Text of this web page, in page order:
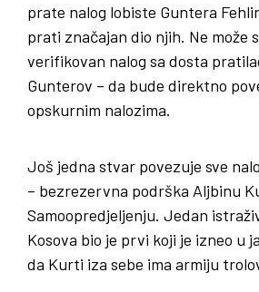
prate nalog lobiste Guntera
prati značajan dio njih. Ne može
verifikovan nalog sa dosta
Gunterov – da bude direktno
opskurnim nalozima.
Još jedna stvar povezuje sve
– bezrezervna podrška Aljbinu
Samoopredjeljenju. Jedan
Kosova bio je prvi koji je izneo u
da Kurti iza sebe ima armiju